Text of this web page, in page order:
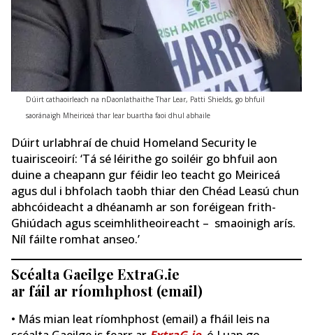
Dúirt cathaoirleach na nDaonlathaithe Thar Lear, Patti Shields, go bhfuil
saoránaigh Mheiriceá thar lear buartha faoi dhul abhaile
Dúirt urlabhraí de chuid Homeland Security le
tuairisceoirí: ‘Tá sé léirithe go soiléir go bhfuil aon
duine a cheapann gur féidir leo teacht go Meiriceá
agus dul i bhfolach taobh thiar den Chéad Leasú chun
abhcóideacht a dhéanamh ar son foréigean frith-
Ghiúdach agus sceimhlitheoireacht – smaoinigh arís.
Níl fáilte romhat anseo.’
Scéalta Gaeilge ExtraG.ie
ar fáil ar ríomhphost (email)
• Más mian leat ríomhphost (email) a fháil leis na